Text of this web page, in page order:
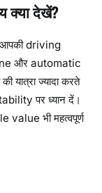
क्या देखें?
driving
और automatic
यात्रा ज्यादा करते
पर ध्यान दें।
भी महत्वपूर्ण